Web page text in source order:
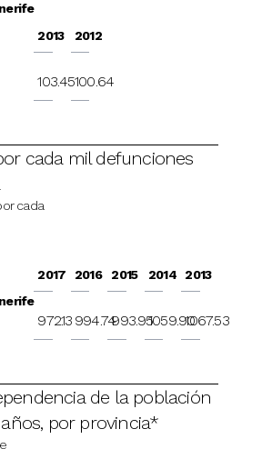
2013
103.45
2012
100.64
cada mil defunciones
cada
2017
972.13
2016
994.74
2015
993.95
2014
1059.90
2013
1067.53
de la población
por provincia*